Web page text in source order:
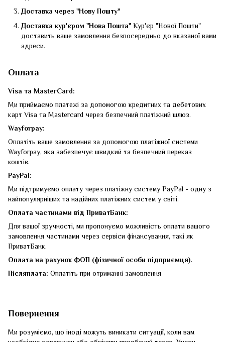
Доставка через "Нову Пошту"
Доставка кур'єром "Нова Пошта"Кур'єр "Нової Пошти"
доставить ваше замовлення безпосередньо до вказаної вами
адреси.
Оплата
Visa та MasterCard:
Ми приймаємо платежі за допомогою кредитних та дебетових
карт Visa та Mastercard через безпечний платіжний шлюз.
Wayforpay:
Оплатіть ваше замовлення за допомогою платіжної системи
Wayforpay, яка забезпечує швидкий та безпечний переказ
коштів.
PayPal:
Ми підтримуємо оплату через платіжну систему PayPal - одну з
найпопулярніших та надійних платіжних систем у світі.
Оплата частинами від ПриватБанк:
Для вашої зручності, ми пропонуємо можливість оплати вашого
замовлення частинами через сервіси фінансування, такі як
ПриватБанк.
Оплата на рахунок ФОП (фізичної особи підприємця).
Післяплата: Оплатіть при отриманні замовлення
Повернення
Ми розуміємо, що іноді можуть виникати ситуації, коли вам